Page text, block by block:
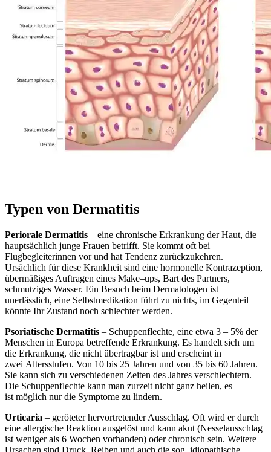
Typen von Dermatitis
Periorale Dermatitis – eine chronische Erkrankung der Haut, die
hauptsächlich junge Frauen betrifft. Sie kommt oft bei
Flugbegleiterinnen vor und hat Tendenz zurückzukehren.
Ursächlich für diese Krankheit sind eine hormonelle Kontrazeption,
übermäßiges Auftragen eines Make–ups, Bart des Partners,
schmutziges Wasser. Ein Besuch beim Dermatologen ist
unerlässlich, eine Selbstmedikation führt zu nichts, im Gegenteil
könnte Ihr Zustand noch schlechter werden.
Psoriatische Dermatitis – Schuppenflechte, eine etwa 3 – 5% der
Menschen in Europa betreffende Erkrankung. Es handelt sich um
die Erkrankung, die nicht übertragbar ist und erscheint in
zwei Altersstufen. Von 10 bis 25 Jahren und von 35 bis 60 Jahren.
Sie kann sich zu verschiedenen Zeiten des Jahres verschlechtern.
Die Schuppenflechte kann man zurzeit nicht ganz heilen, es
ist möglich nur die Symptome zu lindern.
Urticaria – geröteter hervortretender Ausschlag. Oft wird er durch
eine allergische Reaktion ausgelöst und kann akut (Nesselausschlag
ist weniger als 6 Wochen vorhanden) oder chronisch sein. Weitere
Ursachen sind Druck, Reiben und auch die sog. idiopathische